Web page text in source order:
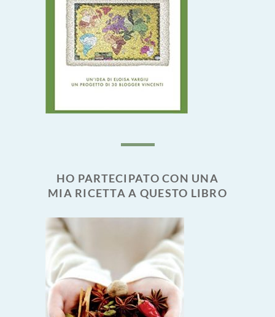
HO PARTECIPATO CON UNA
MIA RICETTA A QUESTO LIBRO